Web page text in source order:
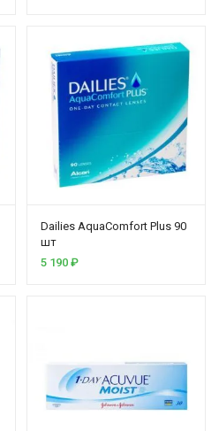
Dailies AquaComfort Plus 90
шт
5 190 ₽